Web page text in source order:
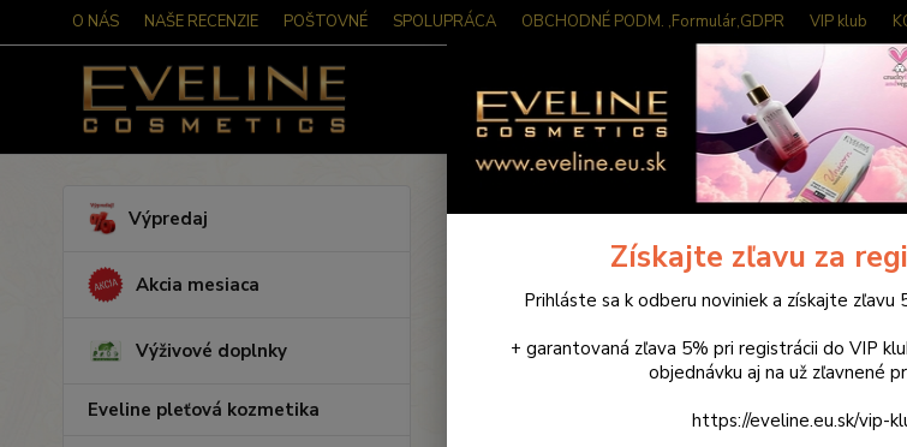
O NÁS NAŠE RECENZIE POŠTOVNÉ SPOLUPRÁCA OBCHODNÉ PODM. ,Formulár,GDPR VIP klub
Výpredaj
Akcia mesiaca
Výživové doplnky
Eveline pleťová kozmetika
Mihalnice, trsy, necht. kozmetické pomôcky
Pilník 80/80Získajte zľavu za
Prihláste sa k odberu noviniek a získajte zľavu
+ garantovaná zľava 5% pri registrácii do VIP
objednávku aj na už zľavnené
https://eveline.eu.sk/vip-